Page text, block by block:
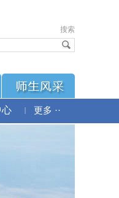
搜索
心 更多 ··